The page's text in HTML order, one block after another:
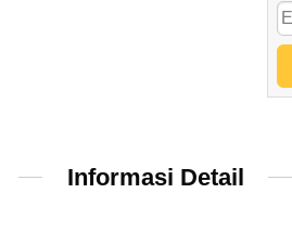
Informasi Detail